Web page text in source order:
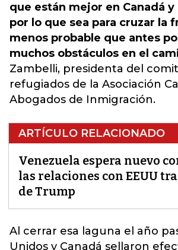
que están mejor en Canadá y
por lo que sea para cruzar la
menos probable que antes
muchos obstáculos en el
Zambelli, presidenta del
refugiados de la Asociación
Abogados de Inmigración.
ARTÍCULO RELACIONADO
Venezuela espera nuevo
las relaciones con EEUU
de Trump
Al cerrar esa laguna el año
Unidos y Canadá sellaron